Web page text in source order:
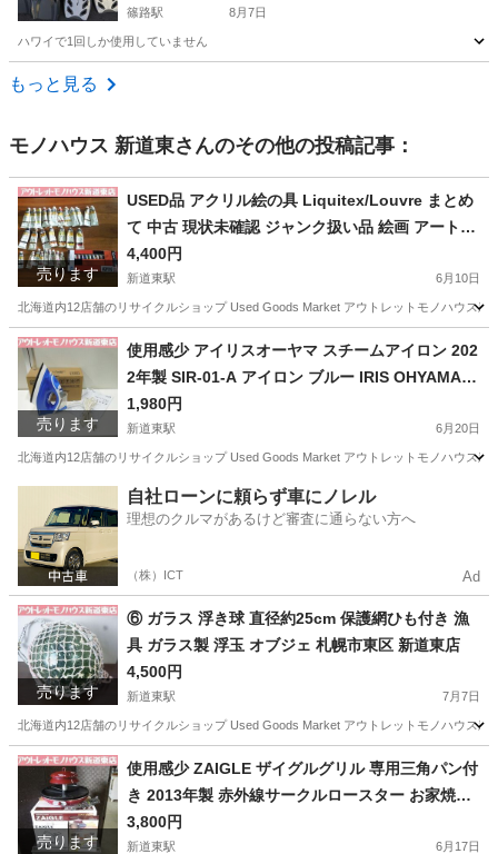
篠路駅 8月7日
ハワイで1回しか使用していません
北海道 石狩市
もっと見る
モノハウス 新道東さんのその他の投稿記事：
売ります
USED品 アクリル絵の具 Liquitex/Louvre まとめ
て 中古 現状未確認 ジャンク扱い品 絵画 アート用
品 札幌市 新道東店
4,400円
新道東駅 6月10日
北海道内12店舗のリサイクルショップ Used Goods Market アウトレットモノハウ
北海道 札幌市 新道東駅 その他 絵の具
売ります
使用感少 アイリスオーヤマ スチームアイロン 202
2年製 SIR-01-A アイロン ブルー IRIS OHYAMA
札幌市東区 新道東店
1,980円
新道東駅 6月20日
北海道内12店舗のリサイクルショップ Used Goods Market アウトレットモノハウ
新道東駅 生活家電 スチーム
自社ローンに頼らず車にノレル
理想のクルマがあるけど審査に通らない方へ
（株）ICT Ad
売ります
⑥ ガラス 浮き球 直径約25cm 保護網ひも付き 漁
具 ガラス製 浮玉 オブジェ 札幌市東区 新道東店
4,500円
新道東駅 7月7日
北海道内12店舗のリサイクルショップ Used Goods Market アウトレットモノハウ
北海道 札幌市 新道東駅 インテリア雑貨/小物 漁具
売ります
使用感少 ZAIGLE ザイグルグリル 専用三角パン付
き 2013年製 赤外線サークルロースター お家焼肉
赤 札幌市東区 新道東店
3,800円
新道東駅 6月17日